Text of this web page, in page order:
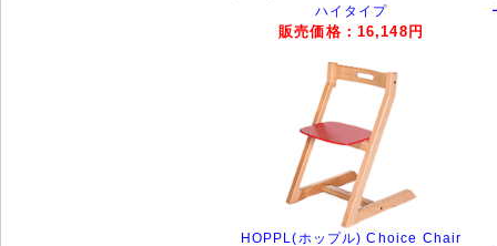
ハイタイプ
販売価格：16,148円
HOPPL(ホップル) Choice Chair